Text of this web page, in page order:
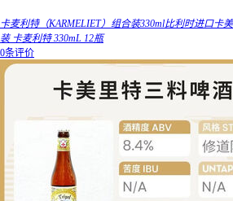
卡麦利特（KARMELIET）组合装330ml比利时进口卡
装 卡麦利特 330mL 12瓶
0条评价